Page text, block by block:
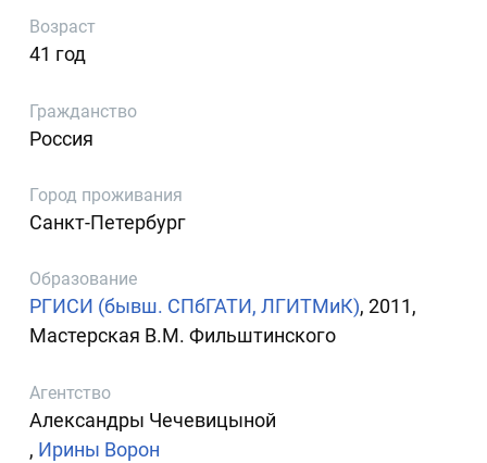
Возраст
41 год
Гражданство
Россия
Город проживания
Санкт-Петербург
Образование
РГИСИ (бывш. СПбГАТИ, ЛГИТМиК), 2011,
Мастерская В.М. Фильштинского
Агентство
Александры Чечевицыной
, Ирины Ворон